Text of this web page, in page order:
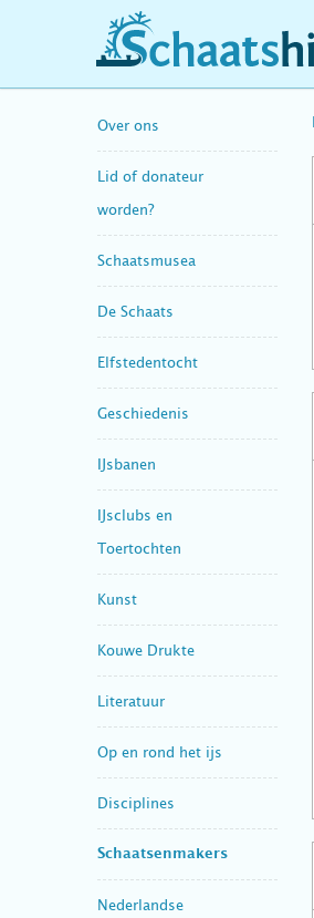
schaatshistorie.nl
Over ons
Lid of donateur
worden?
Schaatsmusea
De Schaats
Elfstedentocht
Geschiedenis
IJsbanen
IJsclubs en
Toertochten
Kunst
Kouwe Drukte
Literatuur
Op en rond het ijs
Disciplines
Schaatsenmakers
Nederlandse